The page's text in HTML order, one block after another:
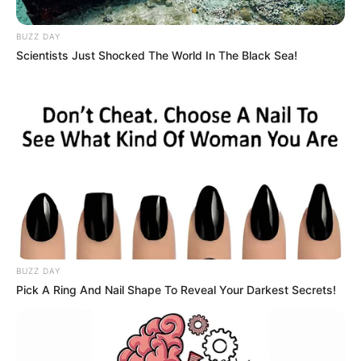
Cortesía: ATC.
Imagen referencial de otra quema de vehículos en
Antioquia.
Por:Maira Arbeláez Camaño
BUZZ DAY
Scientists Just Shocked The World In The Black Sea!
BUZZ DAY
Pick A Ring And Nail Shape To Reveal Your Darkest Secrets!